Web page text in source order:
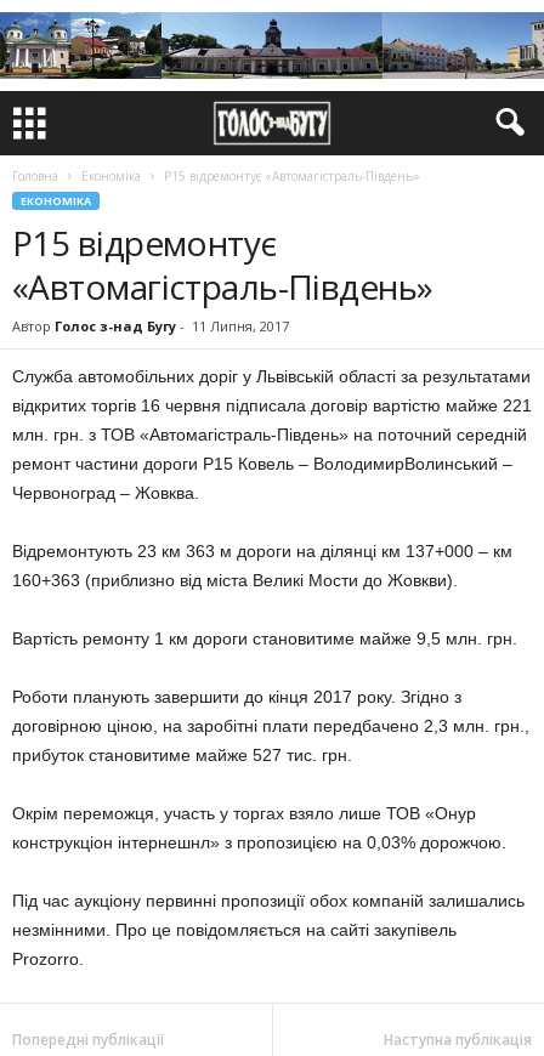
Головна Економіка Р15 відремонтує «Автомагістраль-Південь»
ЕКОНОМІКА
Р15 відремонтує
«Автомагістраль-Південь»
Автор Голос з-над Бугу - 11 Липня, 2017
Служба автомобільних доріг у Львівській області за результатами
відкритих торгів 16 червня підписала договір вартістю майже 221
млн. грн. з ТОВ «Автомагістраль-Південь» на поточний середній
ремонт частини дороги Р15 Ковель – ВолодимирВолинський –
Червоноград – Жовква.
Відремонтують 23 км 363 м дороги на ділянці км 137+000 – км
160+363 (приблизно від міста Великі Мости до Жовкви).
Вартість ремонту 1 км дороги становитиме майже 9,5 млн. грн.
Роботи планують завершити до кінця 2017 року. Згідно з
договірною ціною, на заробітні плати передбачено 2,3 млн. грн.,
прибуток становитиме майже 527 тис. грн.
Окрім переможця, участь у торгах взяло лише ТОВ «Онур
конструкціон інтернешнл» з пропозицією на 0,03% дорожчою.
Під час аукціону первинні пропозиції обох компаній залишались
незмінними. Про це повідомляється на сайті закупівель
Prozorro.
Попередні публікації Наступна публікація